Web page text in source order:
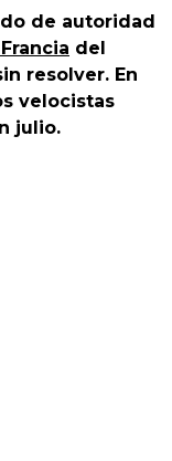
de autoridad
del
resolver. En
velocistas
julio.